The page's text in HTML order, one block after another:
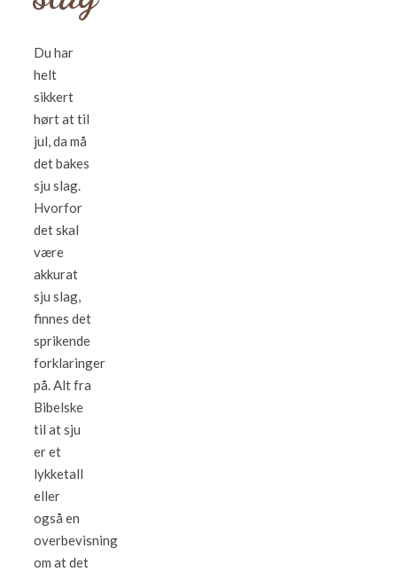
Du har
helt
sikkert
hørt at til
jul, da må
det bakes
sju slag.
Hvorfor
det skal
være
akkurat
sju slag,
finnes det
sprikende
forklaringer
på. Alt fra
Bibelske
til at sju
er et
lykketall
eller
også en
overbevisning
om at det